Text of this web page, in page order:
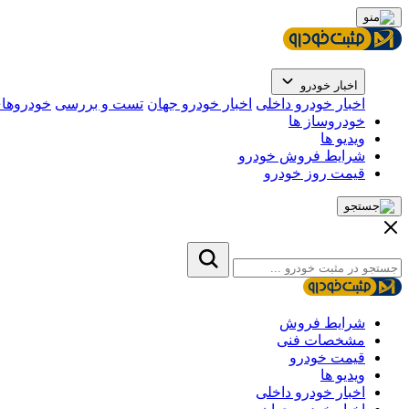
اخبار خودرو
اخبار خودرو داخلی اخبار خودرو جهان تست و بررسی
خودروساز ها
ویدیو ها
شرایط فروش خودرو
قیمت روز خودرو
شرایط فروش
مشخصات فنی
قیمت خودرو
ویدیو ها
اخبار خودرو داخلی